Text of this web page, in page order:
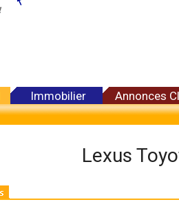
Immobilier Annonces
Lexus